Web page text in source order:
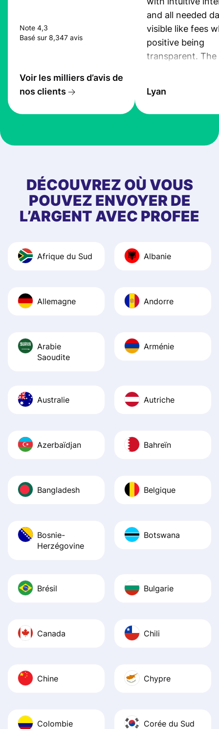
Note 4,3
Basé sur 8,347 avis
Voir les milliers d’avis de
nos clients
and all needed
visible like fees
positive being
transparent. The
the exchange
at Profee is very
first started
app, and they
quick to provide
and helpful
Recommend it!
Lyan
DÉCOUVREZ OÙ VOUS
POUVEZ ENVOYER DE
L’ARGENT AVEC PROFEE
Afrique du Sud Albanie
Allemagne Andorre
Arabie
Saoudite
Arménie
Australie Autriche
Azerbaïdjan Bahreïn
Bangladesh Belgique
Bosnie-
Herzégovine
Botswana
Brésil Bulgarie
Canada Chili
Chine Chypre
Colombie Corée du Sud